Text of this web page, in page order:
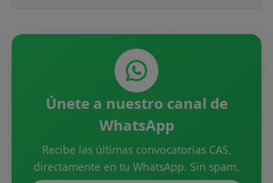
Únete a nuestro canal de
WhatsApp
Recibe las últimas convocatorias CAS,
directamente en tu WhatsApp. Sin spam.